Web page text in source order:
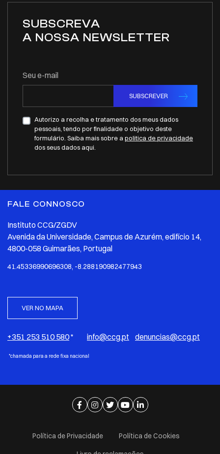
SUBSCREVA
A NOSSA NEWSLETTER
Seu e-mail
SUBSCREVER
Autorizo a recolha e tratamento dos meus dados
pessoais, tendo por finalidade o objetivo deste
formulário. Saiba mais sobre a politica de privacidade
dos seus dados aqui.
FALE CONNOSCO
Instituto CCG/ZGDV
Avenida da Universidade, Campus de Azurém, edifício 14,
4800-058 Guimarães, Portugal
41.45336990696308, -8.288190982477943
VER NO MAPA
+351 253 510 580* info@ccg.pt denuncias@ccg.pt
*chamada para a rede fixa nacional
Ir para página de facebook
Ir para página de instagram
Ir para página de twitter
Ir para página de youtube
Ir para página de
Política de Privacidade Política de Cookies